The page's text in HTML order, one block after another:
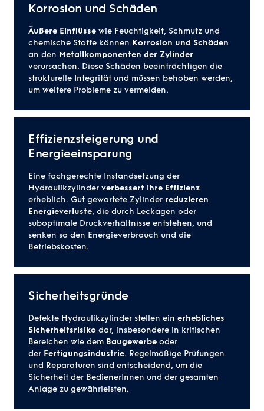
Korrosion und Schäden
Äußere Einflüsse wie Feuchtigkeit, Schmutz und
chemische Stoffe können Korrosion und Schäden
an den Metallkomponenten der Zylinder
verursachen. Diese Schäden beeinträchtigen die
strukturelle Integrität und müssen behoben werden,
um weitere Probleme zu vermeiden.
Effizienzsteigerung und
Energieeinsparung
Eine fachgerechte Instandsetzung der
Hydraulikzylinder verbessert ihre Effizienz
erheblich. Gut gewartete Zylinder reduzieren
Energieverluste, die durch Leckagen oder
suboptimale Druckverhältnisse entstehen, und
senken so den Energieverbrauch und die
Betriebskosten.
Sicherheitsgründe
Defekte Hydraulikzylinder stellen ein erhebliches
Sicherheitsrisiko dar, insbesondere in kritischen
Bereichen wie dem Baugewerbe oder
der Fertigungsindustrie. Regelmäßige Prüfungen
und Reparaturen sind entscheidend, um die
Sicherheit der BedienerInnen und der gesamten
Anlage zu gewährleisten.